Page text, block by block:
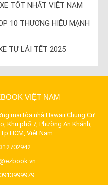
TỐT NHẤT VIỆT NAM
10 THƯƠNG HIỆU MẠNH
TỰ LÁI TẾT 2025
VIỆT NAM
mại tòa nhà Hawaii Chung Cư
Khu phố 7, Phường An Khánh,
Việt Nam
0913999979